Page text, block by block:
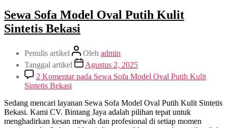
Sewa Sofa Model Oval Putih Kulit
Sintetis Bekasi
Penulis artikel Oleh admin
Tanggal artikel
Agustus 2, 2025
2 Komentarpada Sewa Sofa Model Oval Putih Kulit
Sintetis Bekasi
Sedang mencari layanan Sewa Sofa Model Oval Putih Kulit Sintetis
Bekasi. Kami CV. Bintang Jaya adalah pilihan tepat untuk
menghadirkan kesan mewah dan profesional di setiap momen